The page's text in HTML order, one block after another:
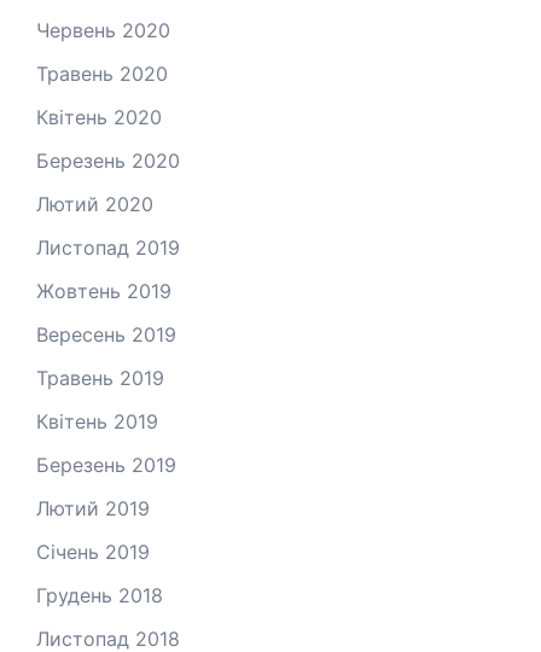
Червень 2020
Травень 2020
Квітень 2020
Березень 2020
Лютий 2020
Листопад 2019
Жовтень 2019
Вересень 2019
Травень 2019
Квітень 2019
Березень 2019
Лютий 2019
Січень 2019
Грудень 2018
Листопад 2018